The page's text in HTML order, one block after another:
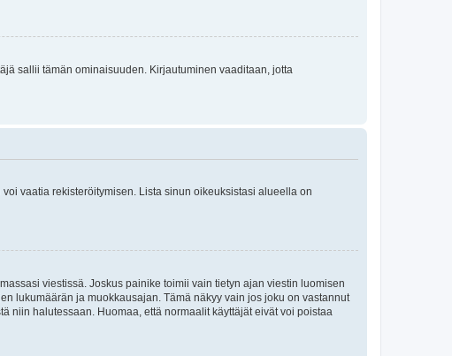
sallii tämän ominaisuuden. Kirjautuminen vaaditaan, jotta
vaatia rekisteröitymisen. Lista sinun oikeuksistasi alueella on
viestissä. Joskus painike toimii vain tietyn ajan viestin luomisen
lukumäärän ja muokkausajan. Tämä näkyy vain jos joku on vastannut
niin halutessaan. Huomaa, että normaalit käyttäjät eivät voi poistaa